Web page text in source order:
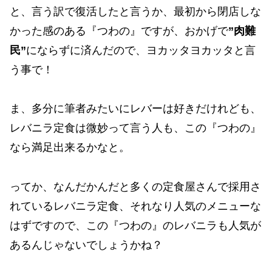
と、言う訳で復活したと言うか、最初から閉店しな
かった感のある『つわの』ですが、おかげで”肉難
民”にならずに済んだので、ヨカッタヨカッタと言
う事で！
ま、多分に筆者みたいにレバーは好きだけれども、
レバニラ定食は微妙って言う人も、この『つわの』
なら満足出来るかなと。
ってか、なんだかんだと多くの定食屋さんで採用さ
れているレバニラ定食、それなり人気のメニューな
はずですので、この『つわの』のレバニラも人気が
あるんじゃないでしょうかね？